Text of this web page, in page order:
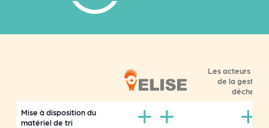
Les acteurs
de la gestion
déchets*
Mise à disposition du
matériel de tri